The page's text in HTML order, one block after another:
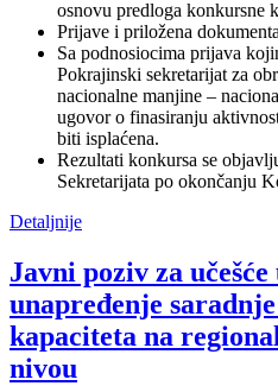
osnovu predloga konkursne
Prijave i priložena
Sa podnosiocima prijava
Pokrajinski sekretarijat za
nacionalne manjine –
ugovor o finasiranju
biti isplaćena.
Rezultati konkursa se
Sekretarijata po okončanju
Detaljnije
Javni poziv za
unapređenje
kapaciteta na
nivou